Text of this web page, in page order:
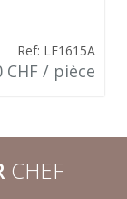
Ref: LF1615A
CHF / pièce
CHEF